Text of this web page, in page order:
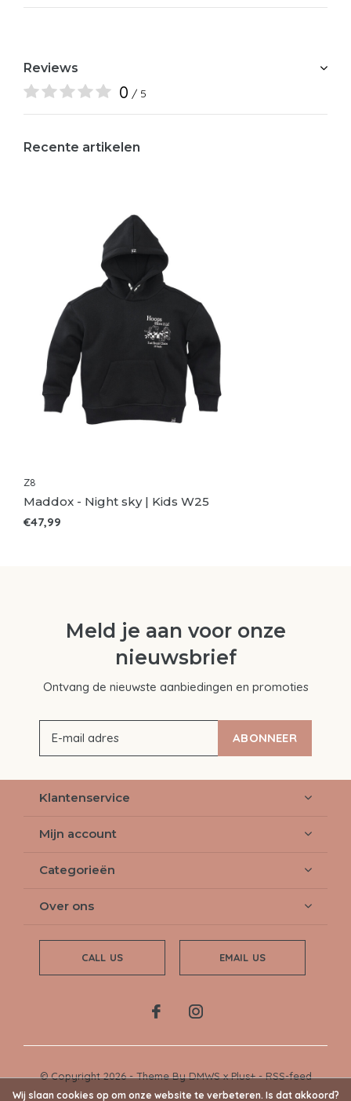
Reviews
0 / 5
Recente artikelen
Z8
Maddox - Night sky | Kids W25
€47,99
Meld je aan voor onze
nieuwsbrief
Ontvang de nieuwste aanbiedingen en promoties
ABONNEER
Klantenservice
Mijn account
Categorieën
Over ons
CALL US EMAIL US
© Copyright2026- Theme ByDMWSxPlus+-RSS-feed
Wij slaan cookies op om onze website te verbeteren. Is dat akkoord?